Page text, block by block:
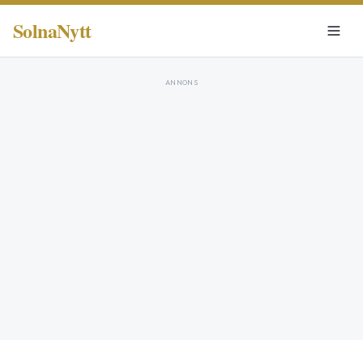
SolnaNytt
ANNONS